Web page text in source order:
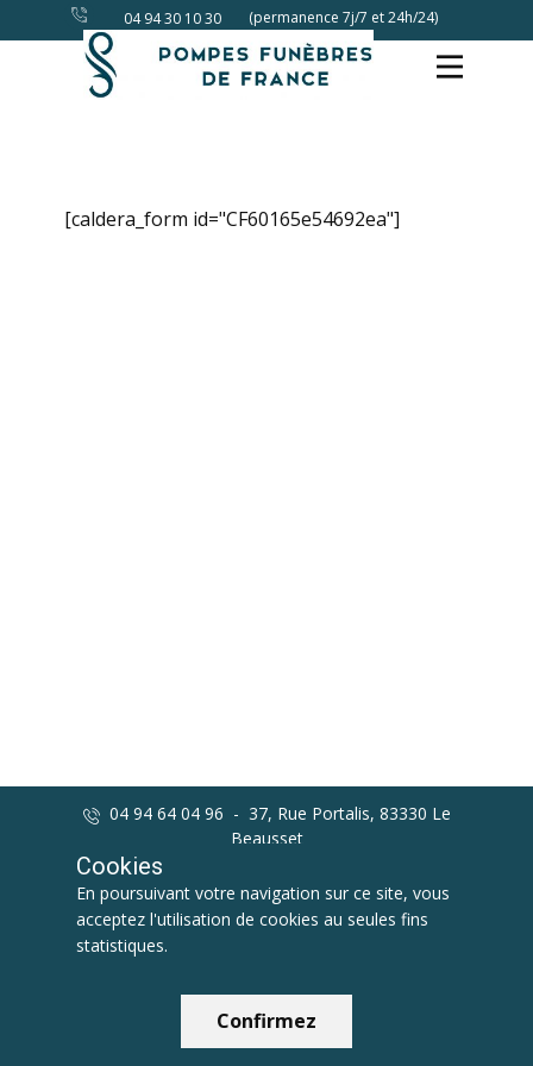
(permanence 7j/7 et 24h/24)
04 94 30 10 30
[caldera_form id="CF60165e54692ea"]
04 94 64 04 96 - 37, Rue Portalis, 83330 Le
Beausset
contact@pompesfunebreslebeausset.fr
Cookies
En poursuivant votre navigation sur ce site, vous
acceptez l'utilisation de cookies au seules fins
statistiques.
Confirmez